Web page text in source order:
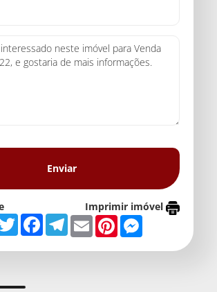
Imprimir imóvel
TwitterFacebookTelegram
EmailPinterestMessenger